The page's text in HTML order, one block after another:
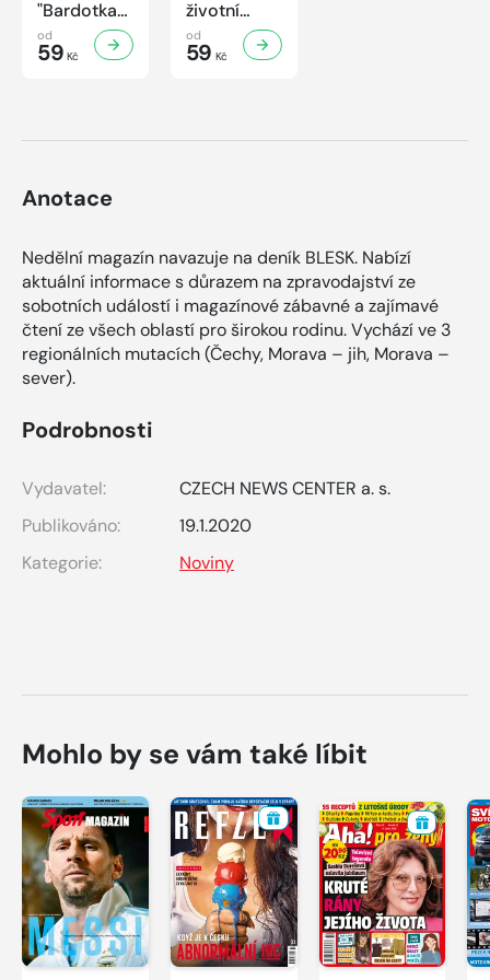
"Bardotka"
Jana
Brejchová
Mezi slávou
od
59 Kč
životní
příběh
sympaťáka
českého
od
59 Kč
Anotace
Nedělní magazín navazuje na deník BLESK. Nabízí
aktuální informace s důrazem na zpravodajství ze
sobotních událostí i magazínové zábavné a zajímavé
čtení ze všech oblastí pro širokou rodinu. Vychází ve 3
regionálních mutacích (Čechy, Morava – jih, Morava –
sever).
Podrobnosti
Vydavatel:
CZECH NEWS CENTER a. s.
Publikováno:
19.1.2020
Kategorie:
Noviny
Mohlo by se vám také líbit